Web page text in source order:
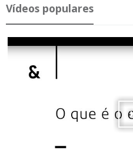
Ví­deos po­pu­lares